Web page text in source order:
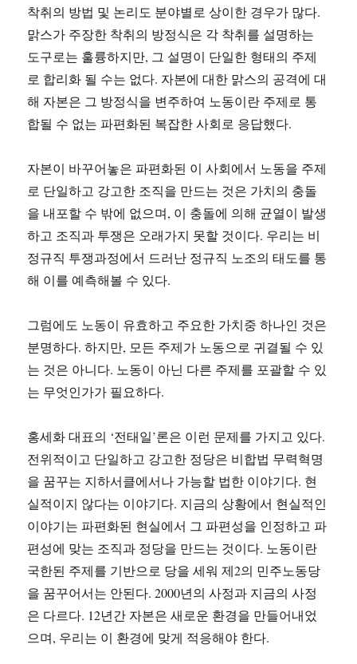
착취의 방법 및 논리도 분야별로 상이한 경우가 많다.
맑스가 주장한 착취의 방정식은 각 착취를 설명하는
도구로는 훌륭하지만, 그 설명이 단일한 형태의 주제
로 합리화 될 수는 없다. 자본에 대한 맑스의 공격에 대
해 자본은 그 방정식을 변주하여 노동이란 주제로 통
합될 수 없는 파편화된 복잡한 사회로 응답했다.
자본이 바꾸어놓은 파편화된 이 사회에서 노동을 주제
로 단일하고 강고한 조직을 만드는 것은 가치의 충돌
을 내포할 수 밖에 없으며, 이 충돌에 의해 균열이 발생
하고 조직과 투쟁은 오래가지 못할 것이다. 우리는 비
정규직 투쟁과정에서 드러난 정규직 노조의 태도를 통
해 이를 예측해볼 수 있다.
그럼에도 노동이 유효하고 주요한 가치중 하나인 것은
분명하다. 하지만, 모든 주제가 노동으로 귀결될 수 있
는 것은 아니다. 노동이 아닌 다른 주제를 포괄할 수 있
는 무엇인가가 필요하다.
홍세화 대표의 ‘전태일’론은 이런 문제를 가지고 있다.
전위적이고 단일하고 강고한 정당은 비합법 무력혁명
을 꿈꾸는 지하서클에서나 가능할 법한 이야기다. 현
실적이지 않다는 이야기다. 지금의 상황에서 현실적인
이야기는 파편화된 현실에서 그 파편성을 인정하고 파
편성에 맞는 조직과 정당을 만드는 것이다. 노동이란
국한된 주제를 기반으로 당을 세워 제2의 민주노동당
을 꿈꾸어서는 안된다. 2000년의 사정과 지금의 사정
은 다르다. 12년간 자본은 새로운 환경을 만들어내었
으며, 우리는 이 환경에 맞게 적응해야 한다.